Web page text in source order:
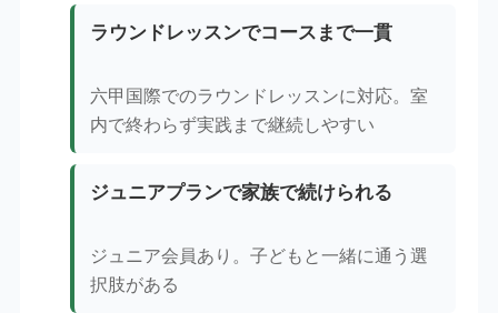
ラウンドレッスンでコースまで一貫
六甲国際でのラウンドレッスンに対応。室
内で終わらず実践まで継続しやすい
ジュニアプランで家族で続けられる
ジュニア会員あり。子どもと一緒に通う選
択肢がある